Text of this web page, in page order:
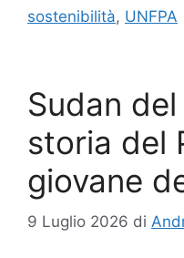
sostenibilità, UNFPA
Sudan
storia del
giovane
9 Luglio 2026 di